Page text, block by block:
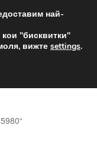
лв.
свят
най-
"бисквитки"
вижте settings.